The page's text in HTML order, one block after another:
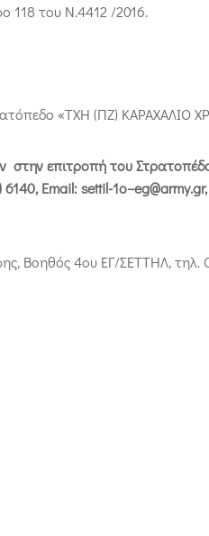
118 του Ν.4412 /2016.
«ΤΧΗ (ΠΖ) ΚΑΡΑΧΑΛΙΟ
επιτροπή του
6140, Email:settil-1o–eg@army.gr
Βοηθός 4ου ΕΓ/ΣΕΤΤΗΛ, τηλ.